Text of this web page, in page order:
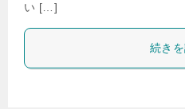
い […]
続き